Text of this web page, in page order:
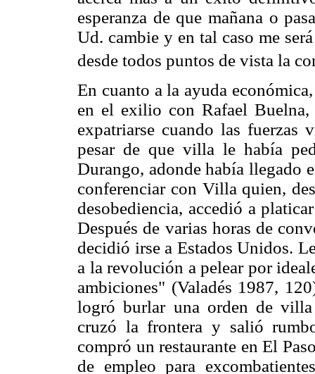
esperanza de que mañana o
Ud. cambie y en tal caso me
desde todos puntos de vista la
En cuanto a la ayuda
en el exilio con Rafael
expatriarse cuando las fuerzas
pesar de que villa le había
Durango, adonde había llegado
conferenciar con Villa quien,
desobediencia, accedió a
Después de varias horas de
decidió irse a Estados Unidos.
a la revolución a pelear por
ambiciones" (Valadés 1987,
logró burlar una orden de
cruzó la frontera y salió
compró un restaurante en El
de empleo para